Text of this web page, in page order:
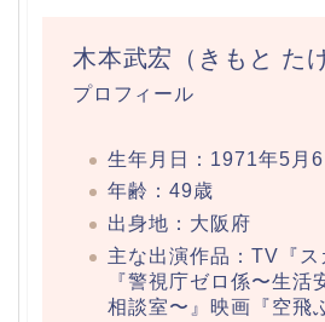
木本武宏（きもと た
プロフィール
生年月日：1971年5月6
年齢：49歳
出身地：大阪府
主な出演作品：TV『ス
『警視庁ゼロ係〜生活
相談室〜』映画『空飛